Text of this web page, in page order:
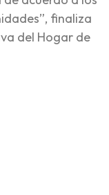
finaliza
del Hogar de